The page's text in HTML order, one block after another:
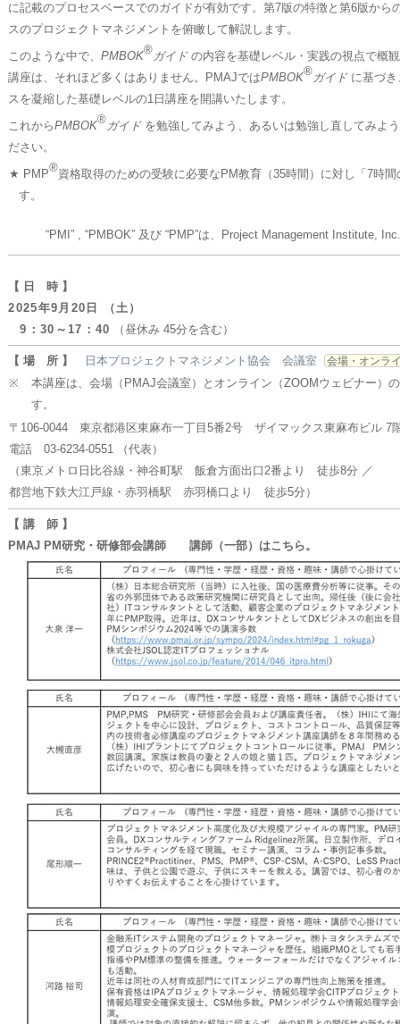
に記載のプロセスベースでのガイドが有効です。第7版の特徴と第6版から
スのプロジェクトマネジメントを俯瞰して解説します。
このような中で、PMBOK
®
ガイドの内容を基礎レベル・実践の視点で概
講座は、それほど多くはありません。PMAJではPMBOK
®
ガイドに基づき
スを凝縮した基礎レベルの1日講座を開講いたします。
これからPMBOK
®
ガイドを勉強してみよう、あるいは勉強し直してみよ
ださい。
★ PMP
®
資格取得のための受験に必要なPM教育（35時間）に対し「7時
す。
“PMI” , “PMBOK” 及び “PMP”は、Project Management Institute,
【 日 時 】
2025年9月20日 （土）
9：30～17：40 （昼休み 45分を含む）
【 場 所 】 日本プロジェクトマネジメント協会 会議室 会場・オンラ
※
本講座は、会場（PMAJ会議室）とオンライン（ZOOMウェビナー）
す。
〒106-0044 東京都港区東麻布一丁目5番2号 ザイマックス東麻布ビル 7
電話 03-6234-0551 （代表）
（東京メトロ日比谷線・神谷町駅 飯倉方面出口2番より 徒歩8分 ／
都営地下鉄大江戸線・赤羽橋駅 赤羽橋口より 徒歩5分）
【 講 師 】
PMAJ PM研究・研修部会講師 講師（一部）はこちら。